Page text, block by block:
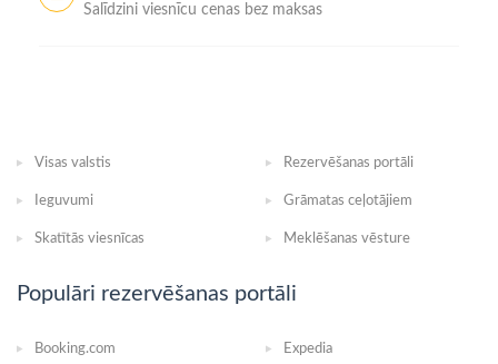
Salīdzini viesnīcu cenas bez maksas
Visas valstis Rezervēšanas portāli
Ieguvumi Grāmatas ceļotājiem
Skatītās viesnīcas Meklēšanas vēsture
Populāri rezervēšanas portāli
Booking.com Expedia